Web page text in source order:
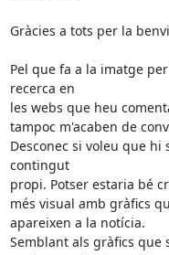
Gràcies a tots per la
Pel que fa a la imatge
recerca en
les webs que heu
tampoc m'acaben de
Desconec si voleu que
contingut
propi. Potser estaria bé
més visual amb gràfics
apareixen a la notícia.
Semblant als gràfics que